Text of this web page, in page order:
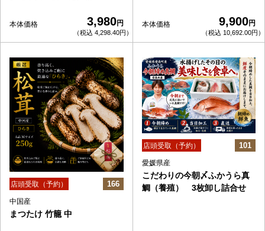
本体価格 3,980円
（税込 4,298.40円）
本体価格 9,900円
（税込 10,692.00円）
店頭受取（予約） 166
中国産
まつたけ 竹籠 中
店頭受取（予約） 101
愛媛県産
こだわりの今朝〆ふかうら真
鯛（養殖） 3枚卸し詰合せ